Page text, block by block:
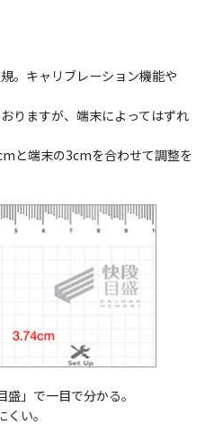
。キャリブレーション機能や
りますが、端末によってはずれ
と端末の3cmを合わせて調整を
盛」で一目で分かる。
い。